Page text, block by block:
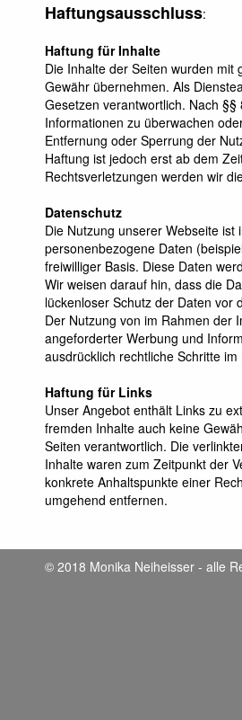
Haftungsausschluss:
Haftung für Inhalte
Die Inhalte der Seiten wurden mit
Gewähr übernehmen. Als
Gesetzen verantwortlich. Nach
Informationen zu überwachen
Entfernung oder Sperrung der
Haftung ist jedoch erst ab dem
Rechtsverletzungen werden wir
Datenschutz
Die Nutzung unserer Webseite
personenbezogene Daten
freiwilliger Basis. Diese Daten
Wir weisen darauf hin, dass die
lückenloser Schutz der Daten vor
Der Nutzung von im Rahmen der
angeforderter Werbung und
ausdrücklich rechtliche Schritte
Haftung für Links
Unser Angebot enthält Links zu
fremden Inhalte auch keine
Seiten verantwortlich. Die
Inhalte waren zum Zeitpunkt der
konkrete Anhaltspunkte einer
umgehend entfernen.
© 2018 Monika Neiheisser - alle